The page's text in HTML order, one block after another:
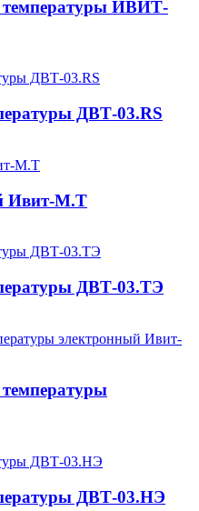
температуры ИВИТ-
ДВТ-03.RS
Ивит-М.T
ДВТ-03.ТЭ
ДВТ-03.НЭ